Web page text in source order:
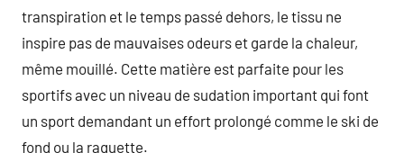
transpiration et le temps passé dehors, le tissu ne
inspire pas de mauvaises odeurs et garde la chaleur,
même mouillé. Cette matière est parfaite pour les
sportifs avec un niveau de sudation important qui font
un sport demandant un effort prolongé comme le ski de
fond ou la raquette.